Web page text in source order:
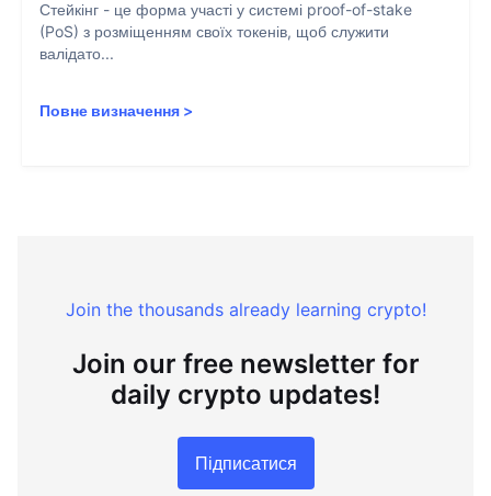
Стейкінг - це форма участі у системі proof-of-stake
(PoS) з розміщенням своїх токенів, щоб служити
валідато...
Повне визначення >
Join the thousands already learning crypto!
Join our free newsletter for
daily crypto updates!
Підписатися